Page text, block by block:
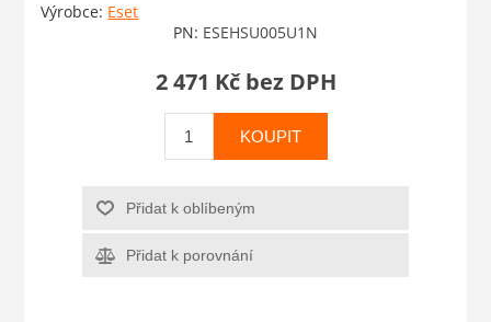
Výrobce: Eset
PN: ESEHSU005U1N
2 471 Kč bez DPH
KOUPIT
Přidat k oblíbeným
Přidat k porovnání